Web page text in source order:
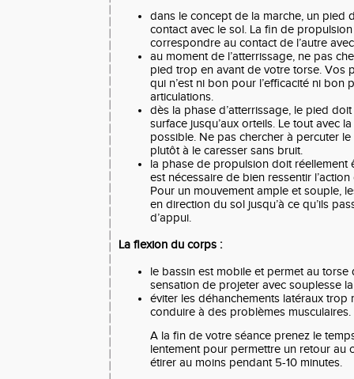
dans le concept de la marche, un pied
contact avec le sol. La fin de
correspondre au contact de l’autre
au moment de l’atterrissage, ne pas
pied trop en avant de votre torse. Vos
qui n’est ni bon pour l’efficacité ni bon
articulations.
dès la phase d’atterrissage, le pied
surface jusqu’aux orteils. Le tout avec
possible. Ne pas chercher à percuter
plutôt à le caresser sans bruit.
la phase de propulsion doit réellement
est nécessaire de bien ressentir
Pour un mouvement ample et souple,
en direction du sol jusqu’à ce qu’ils
d’appui.
La flexion du corps :
le bassin est mobile et permet au torse
sensation de projeter avec souplesse la
éviter les déhanchements latéraux trop
conduire à des problèmes musculaires.
A la fin de votre séance prenez le
lentement pour permettre un retour au
étirer au moins pendant 5-10 minutes.